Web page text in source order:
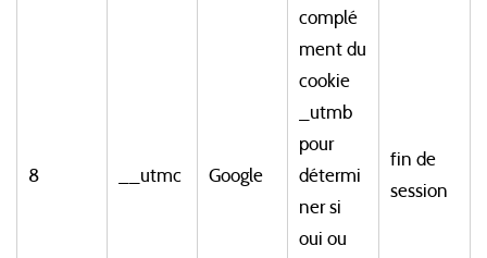
8 __utmc Google
complé
ment du
cookie
_utmb
pour
détermi
ner si
oui ou
fin de
session